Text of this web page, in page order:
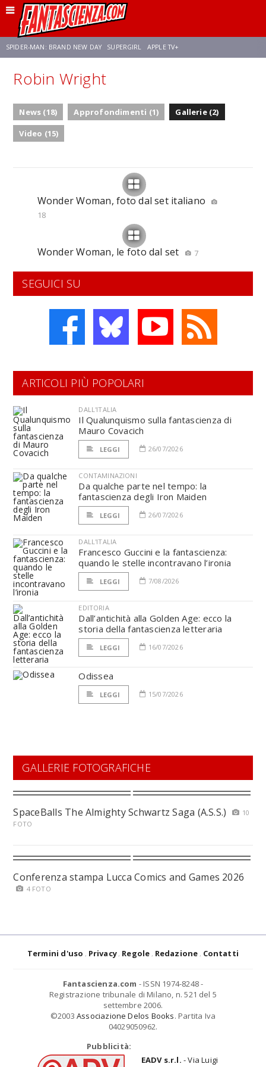
SPIDER-MAN: BRAND NEW DAY SUPERGIRL APPLE TV+
FRANCO RICCIARDIELLO ZENDAYA
NETFLIX SADIE SINK
Robin Wright
News (18) Approfondimenti (1)
Gallerie (2)
Video (15)
Wonder Woman, foto dal set italiano
18
Wonder Woman, le foto dal set 7
SEGUICI SU
ARTICOLI PIÙ POPOLARI
DALL'ITALIA
Il Qualunquismo sulla fantascienza di
Mauro Covacich
LEGGI 26/07/2026
CONTAMINAZIONI
Da qualche parte nel tempo: la
fantascienza degli Iron Maiden
LEGGI 26/07/2026
DALL'ITALIA
Francesco Guccini e la fantascienza:
quando le stelle incontravano l’ironia
LEGGI 7/08/2026
EDITORIA
Dall’antichità alla Golden Age: ecco la
storia della fantascienza letteraria
LEGGI 16/07/2026
Odissea
LEGGI 15/07/2026
GALLERIE FOTOGRAFICHE
SpaceBalls The Almighty Schwartz Saga (A.S.S.)
10
FOTO
Conferenza stampa Lucca Comics and Games 2026
4 FOTO
Termini d'uso Privacy Regole Redazione Contatti
Fantascienza.com - ISSN 1974-8248 -
Registrazione tribunale di Milano, n. 521 del 5
settembre 2006.
©2003 Associazione Delos Books. Partita Iva
04029050962.
Pubblicità:
EADV s.r.l. - Via Luigi